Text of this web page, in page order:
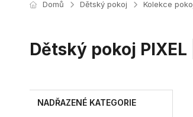
Domů Dětský pokoj Kolekce
Dětský pokoj
NADŘAZENÉ KATEGORIE